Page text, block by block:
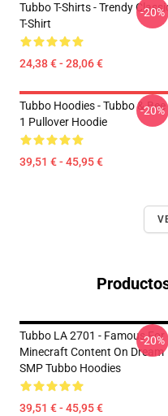
Tubbo T-Shirts - Trendy
T-Shirt
24,38 € - 28,06 €
-20%
Tubbo Hoodies - Tubbo & Bee
1 Pullover Hoodie
39,51 € - 45,95 €
-20%
Tubbo LA 2701 - Famous For
Minecraft Content On Dream
SMP Tubbo Hoodies
39,51 € - 45,95 €
-20%